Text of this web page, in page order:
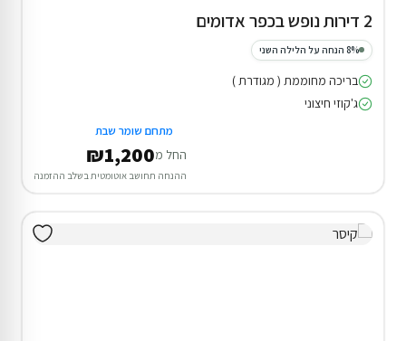
2 דירות נופש בכפר אדומים
8% הנחה על הלילה השני
בריכה מחוממת ( מגודרת )
ג'קוזי חיצוני
מתחם שומר שבת
החל מ₪1,200
ההנחה תחושב אוטומטית בשלב ההזמנה